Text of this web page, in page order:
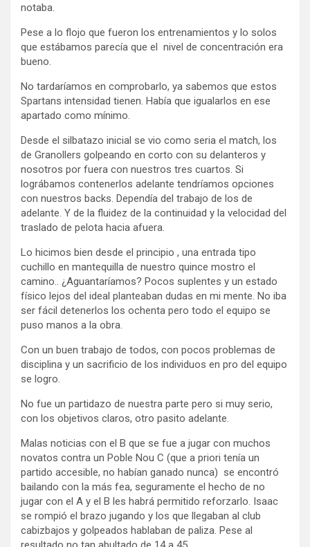
notaba.
Pese a lo flojo que fueron los entrenamientos y lo solos
que estábamos parecía que el nivel de concentración era
bueno.
No tardaríamos en comprobarlo, ya sabemos que estos
Spartans intensidad tienen. Había que igualarlos en ese
apartado como mínimo.
Desde el silbatazo inicial se vio como seria el match, los
de Granollers golpeando en corto con su delanteros y
nosotros por fuera con nuestros tres cuartos. Si
lográbamos contenerlos adelante tendríamos opciones
con nuestros backs. Dependía del trabajo de los de
adelante. Y de la fluidez de la continuidad y la velocidad del
traslado de pelota hacia afuera.
Lo hicimos bien desde el principio , una entrada tipo
cuchillo en mantequilla de nuestro quince mostro el
camino.. ¿Aguantaríamos? Pocos suplentes y un estado
físico lejos del ideal planteaban dudas en mi mente. No iba
ser fácil detenerlos los ochenta pero todo el equipo se
puso manos a la obra.
Con un buen trabajo de todos, con pocos problemas de
disciplina y un sacrificio de los individuos en pro del equipo
se logro.
No fue un partidazo de nuestra parte pero si muy serio,
con los objetivos claros, otro pasito adelante.
Malas noticias con el B que se fue a jugar con muchos
novatos contra un Poble Nou C (que a priori tenía un
partido accesible, no habían ganado nunca) se encontró
bailando con la más fea, seguramente el hecho de no
jugar con el A y el B les habrá permitido reforzarlo. Isaac
se rompió el brazo jugando y los que llegaban al club
cabizbajos y golpeados hablaban de paliza. Pese al